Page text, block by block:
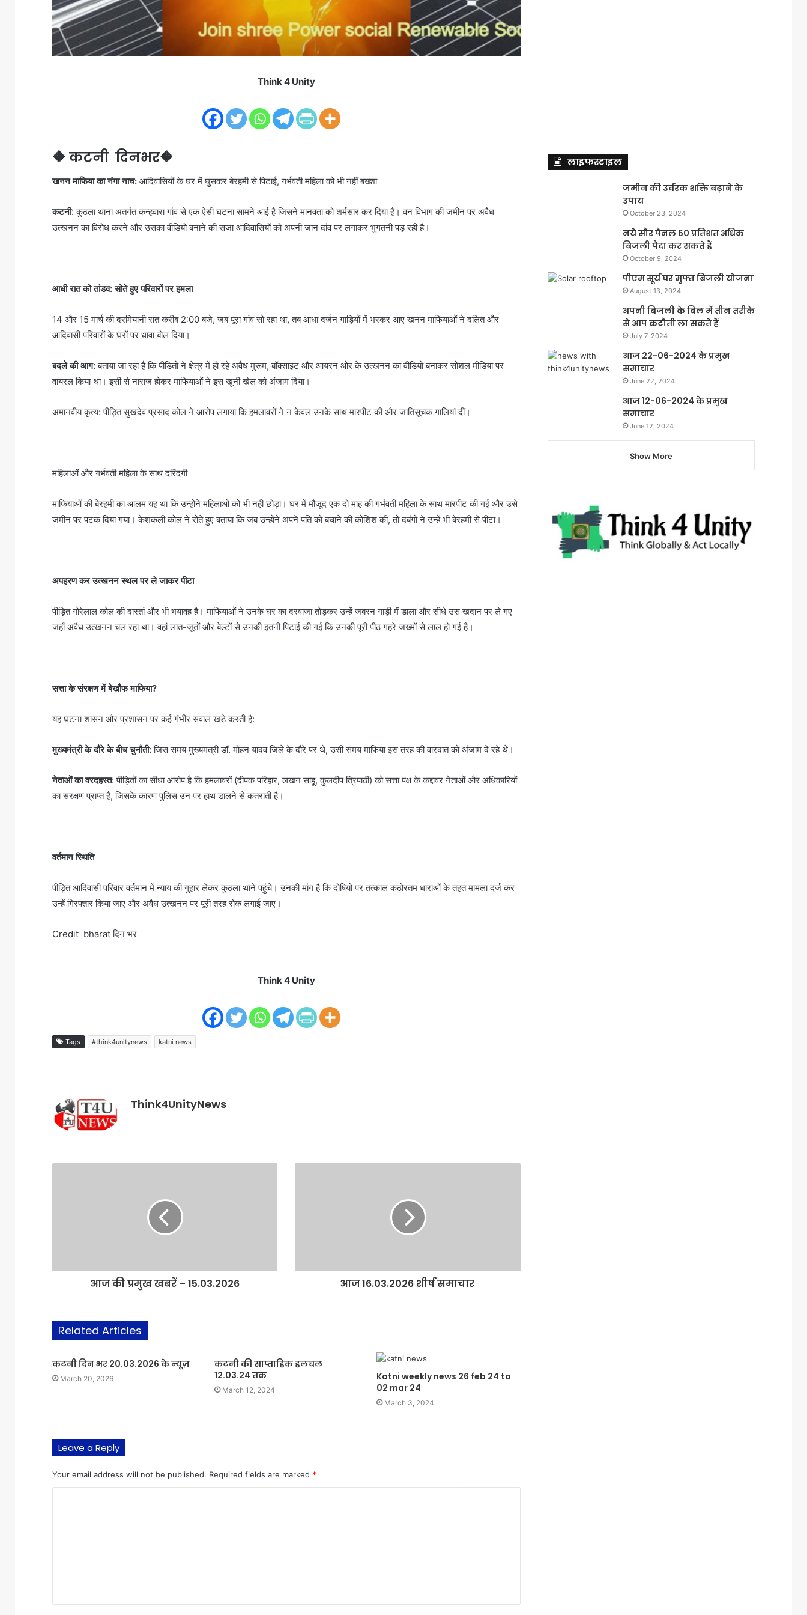
Think 4 Unity
🔶 कटनी दिनभर🔶
खनन माफिया का नंगा नाच: आदिवासियों के घर में घुसकर बेरहमी से पिटाई, गर्भवती महिला को भी नहीं बख्शा
कटनी: कुठला थाना अंतर्गत कन्हवारा गांव से एक ऐसी घटना सामने आई है जिसने मानवता को शर्मसार कर दिया है। वन विभाग की जमीन पर अवैध
उत्खनन का विरोध करने और उसका वीडियो बनाने की सजा आदिवासियों को अपनी जान दांव पर लगाकर भुगतनी पड़ रही है।
आधी रात को तांडव: सोते हुए परिवारों पर हमला
14 और 15 मार्च की दरमियानी रात करीब 2:00 बजे, जब पूरा गांव सो रहा था, तब आधा दर्जन गाड़ियों में भरकर आए खनन माफियाओं ने दलित और
आदिवासी परिवारों के घरों पर धावा बोल दिया।
बदले की आग:बताया जा रहा है कि पीड़ितों ने क्षेत्र में हो रहे अवैध मुरूम, बॉक्साइट और आयरन ओर के उत्खनन का वीडियो बनाकर सोशल मीडिया पर
वायरल किया था। इसी से नाराज होकर माफियाओं ने इस खूनी खेल को अंजाम दिया।
अमानवीय कृत्य: पीड़ित सुखदेव प्रसाद कोल ने आरोप लगाया कि हमलावरों ने न केवल उनके साथ मारपीट की और जातिसूचक गालियां दीं।
महिलाओं और गर्भवती महिला के साथ दरिंदगी
माफियाओं की बेरहमी का आलम यह था कि उन्होंने महिलाओं को भी नहीं छोड़ा। घर में मौजूद एक दो माह की गर्भवती महिला के साथ मारपीट की गई और उसे
जमीन पर पटक दिया गया। केशकली कोल ने रोते हुए बताया कि जब उन्होंने अपने पति को बचाने की कोशिश की, तो दबंगों ने उन्हें भी बेरहमी से पीटा।
अपहरण कर उत्खनन स्थल पर ले जाकर पीटा
पीड़ित गोरेलाल कोल की दास्तां और भी भयावह है। माफियाओं ने उनके घर का दरवाजा तोड़कर उन्हें जबरन गाड़ी में डाला और सीधे उस खदान पर ले गए
जहाँ अवैध उत्खनन चल रहा था। वहां लात-जूतों और बेल्टों से उनकी इतनी पिटाई की गई कि उनकी पूरी पीठ गहरे जख्मों से लाल हो गई है।
सत्ता के संरक्षण में बेखौफ माफिया?
यह घटना शासन और प्रशासन पर कई गंभीर सवाल खड़े करती है:
मुख्यमंत्री के दौरे के बीच चुनौती:जिस समय मुख्यमंत्री डॉ. मोहन यादव जिले के दौरे पर थे, उसी समय माफिया इस तरह की वारदात को अंजाम दे रहे थे।
नेताओं का वरदहस्त: पीड़ितों का सीधा आरोप है कि हमलावरों (दीपक परिहार, लखन साहू, कुलदीप त्रिपाठी) को सत्ता पक्ष के कद्दावर नेताओं और अधिकारियों
का संरक्षण प्राप्त है, जिसके कारण पुलिस उन पर हाथ डालने से कतराती है।
वर्तमान स्थिति
पीड़ित आदिवासी परिवार वर्तमान में न्याय की गुहार लेकर कुठला थाने पहुंचे। उनकी मांग है कि दोषियों पर तत्काल कठोरतम धाराओं के तहत मामला दर्ज कर
उन्हें गिरफ्तार किया जाए और अवैध उत्खनन पर पूरी तरह रोक लगाई जाए।
Credit bharat दिन भर
Think 4 Unity
Tags #think4unitynews katni news
Think4UnityNews
आज की प्रमुख खबरें – 15.03.2026 आज 16.03.2026 शीर्ष समाचार
Related Articles
कटनी दिन भर 20.03.2026 के न्यूज़
March 20, 2026
कटनी की साप्ताहिक हलचल
12.03.24 तक
March 12, 2024
Katni weekly news 26 feb 24 to
02 mar 24
March 3, 2024
Leave a Reply
Your email address will not be published. Required fields are marked *
t
लाइफस्टाइल
जमीन की उर्वरक शक्ति बढ़ाने के
उपाय
October 23, 2024
नये सौर पैनल 60 प्रतिशत अधिक
बिजली पैदा कर सकते हैं
October 9, 2024
पीएम सूर्य घर मुफ्त बिजली योजना
August 13, 2024
अपनी बिजली के बिल में तीन तरीके
से आप कटौती ला सकते हैं
July 7, 2024
आज 22-06-2024 के प्रमुख
समाचार
June 22, 2024
आज 12-06-2024 के प्रमुख
समाचार
June 12, 2024
Show More